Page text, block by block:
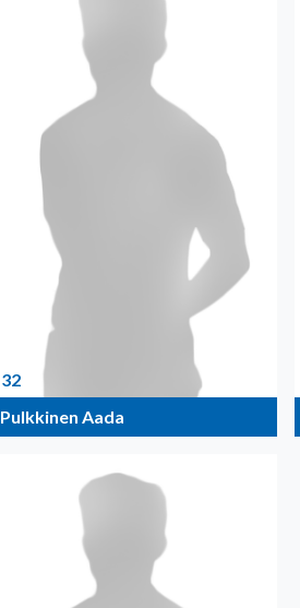
32
Pulkkinen Aada